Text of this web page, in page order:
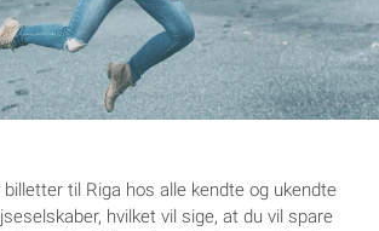
til Riga hos alle kendte og ukendte
hvilket vil sige, at du vil spare